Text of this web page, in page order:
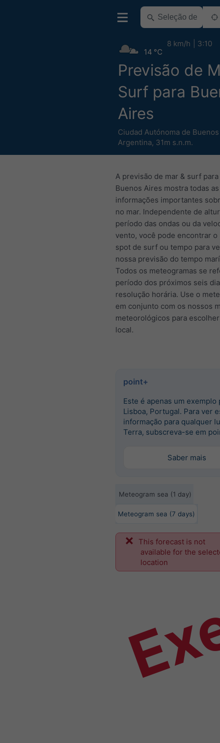
Previsão de
Surf para
Aires
Ciudad Autónoma de
Argentina, 31m s.n.m.
14 °C
8 km/h 3:10
A previsão de mar & surf
Buenos Aires mostra todas as
informações importantes
no mar. Independente de
período das ondas ou da
vento, você pode encontrar o
spot de surf ou tempo para
nossa previsão do tempo
Todos os meteogramas se
período dos próximos seis
resolução horária. Use o
em conjunto com os nossos
meteorológicos para
local.
point+
Este é apenas um exemplo
Lisboa, Portugal. Para ver
informação para qualquer
Terra, subscreva-se em
Saber mais
Meteogram sea (1 day)
Meteogram sea (7 days)
This forecast is not
available for the
location